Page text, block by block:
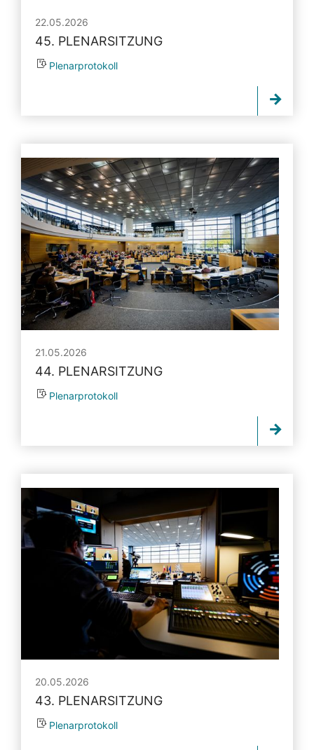
22.05.2026
45. PLENARSITZUNG
Plenarprotokoll
21.05.2026
44. PLENARSITZUNG
Plenarprotokoll
20.05.2026
43. PLENARSITZUNG
Plenarprotokoll